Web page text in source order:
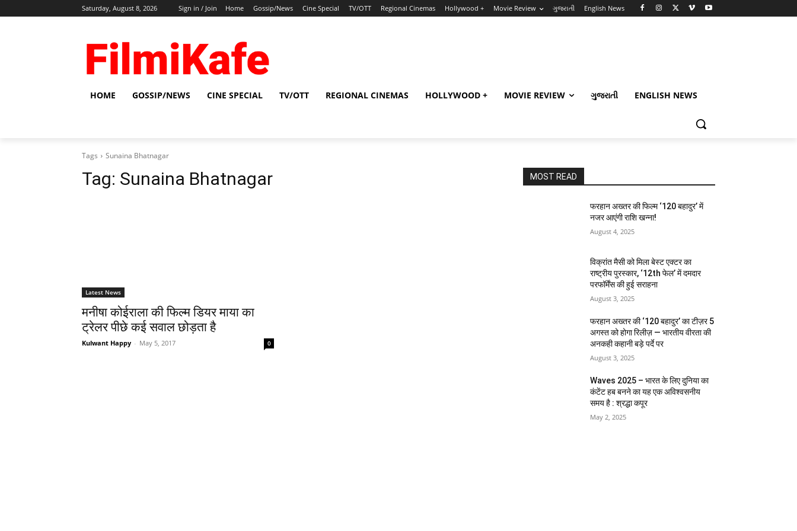
Saturday, August 8, 2026 Sign in / Join Home Gossip/News Cine Special TV/OTT Regional Cinemas Hollywood + Movie Review ગુજરાતી English News
HOME GOSSIP/NEWS CINE SPECIAL TV/OTT REGIONAL CINEMAS HOLLYWOOD + MOVIE REVIEW ગુજરાતી ENGLISH NEWS
Tags Sunaina Bhatnagar
Tag: Sunaina Bhatnagar
Latest News
मनीषा कोईराला की फिल्‍म डियर माया का
ट्रेलर पीछे कई सवाल छोड़ता है
Kulwant Happy - May 5, 2017 0
MOST READ
फरहान अख्तर की फिल्म ‘120 बहादुर’ में
नजर आएंगी राशि खन्ना!
August 4, 2025
विक्रांत मैसी को मिला बेस्ट एक्टर का
राष्ट्रीय पुरस्कार, ‘12th फेल’ में दमदार
परफॉर्मेंस की हुई सराहना
August 3, 2025
फरहान अख्तर की ‘120 बहादुर’ का टीज़र 5
अगस्त को होगा रिलीज़ — भारतीय वीरता की
अनकही कहानी बड़े पर्दे पर
August 3, 2025
Waves 2025 – भारत के लिए दुनिया का
कंटेंट हब बनने का यह एक अविश्वसनीय
समय है : श्रद्धा कपूर
May 2, 2025